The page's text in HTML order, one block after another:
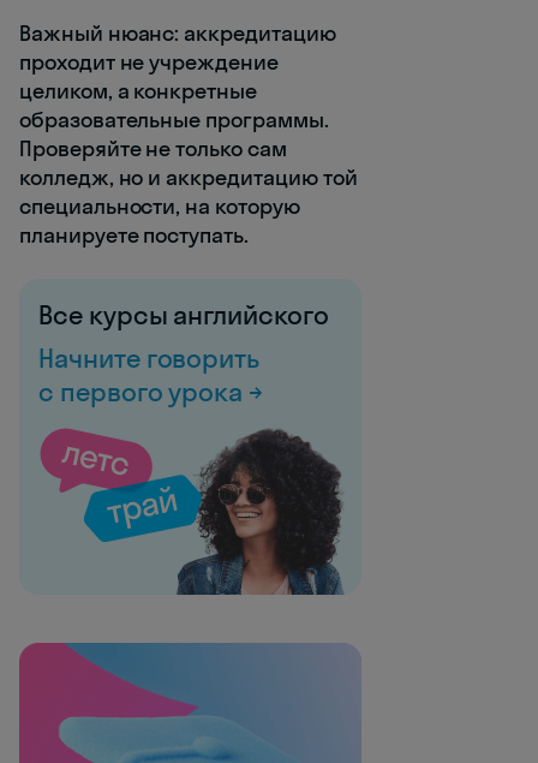
Важный нюанс: аккредитацию
проходит не учреждение
целиком, а конкретные
образовательные программы.
Проверяйте не только сам
колледж, но и аккредитацию той
специальности, на которую
планируете поступать.
Все курсы английского
Начните говорить
с первого урока →